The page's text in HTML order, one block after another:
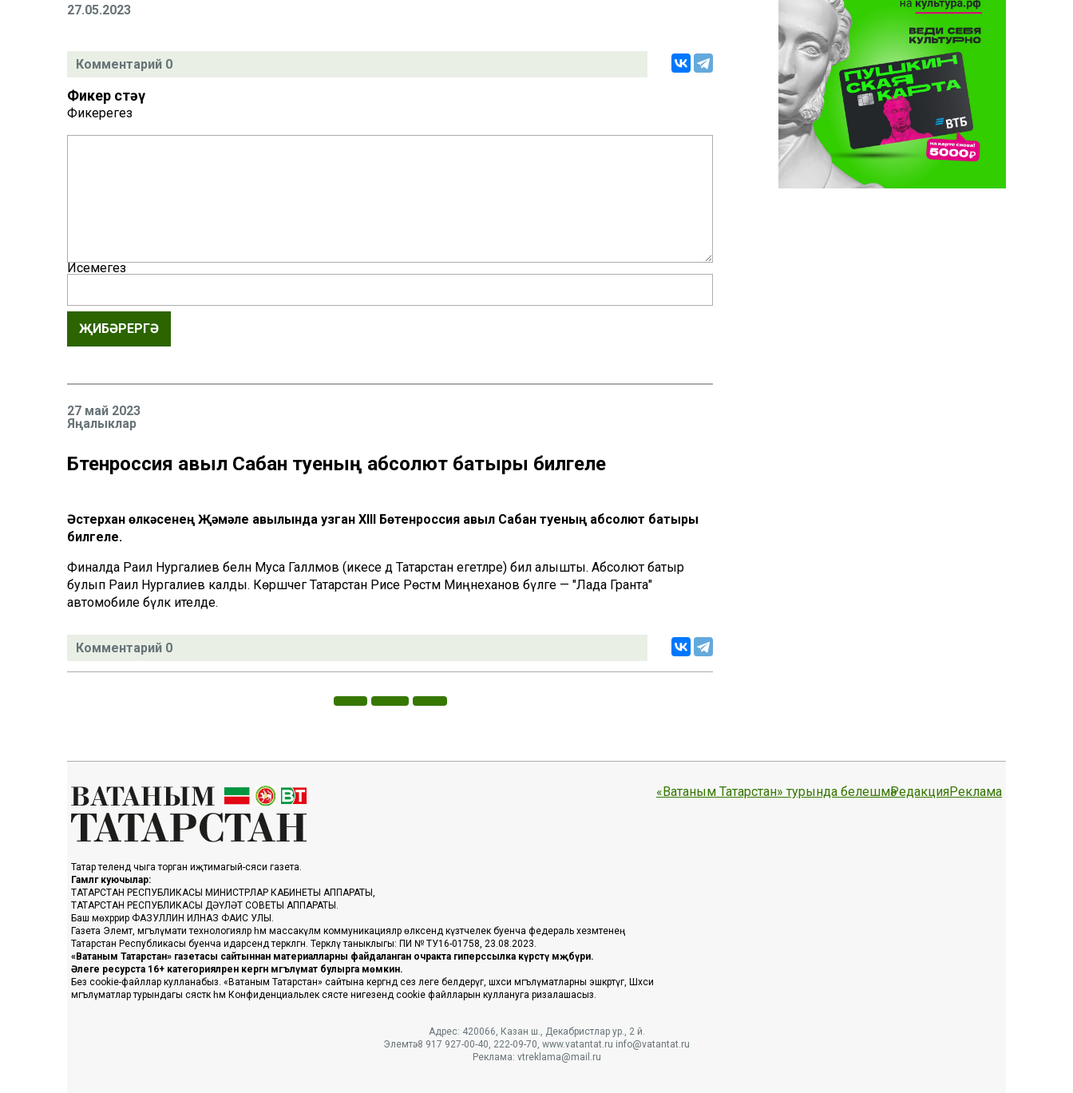
27.05.2023
Комментарий 0
Фикер өстәү
Фикерегез
Исемегез
ҖИБӘРЕРГӘ
27 май 2023
Яңалыклар
Бөтенроссия авыл Сабан туеның абсолют батыры билгеле
Әстерхан өлкәсенең Җәмәле авылында узган XIII Бөтенроссия авыл Сабан туеның абсолют батыры
билгеле.
Финалда Раил Нургалиев белән Муса Галләмов (икесе дә Татарстан егетләре) бил алышты. Абсолют батыр
булып Раил Нургалиев калды. Көрәшчегә Татарстан Рәисе Рөстәм Миңнеханов бүләге — "Лада Гранта"
автомобиле бүләк ителде.
Комментарий 0
Татар телендә чыга торган иҗтимагый-сәяси газета.
Гамәлгә куючылар:
ТАТАРСТАН РЕСПУБЛИКАСЫ МИНИСТРЛАР КАБИНЕТЫ АППАРАТЫ,
ТАТАРСТАН РЕСПУБЛИКАСЫ ДӘҮЛӘТ СОВЕТЫ АППАРАТЫ.
Баш мөхәррир ФАЗУЛЛИН ИЛНАЗ ФАИС УЛЫ.
Газета Элемтә, мәгълүмати технологияләр һәм массакүләм коммуникацияләр өлкәсендә күзәтчелек буенча федераль хезмәтенең
Татарстан Республикасы буенча идарәсендә теркәлгән. Теркәлү таныклыгы: ПИ № ТУ16-01758, 23.08.2023.
«Ватаным Татарстан» газетасы сайтыннан материалларны файдаланган очракта гиперссылка күрсәтү мәҗбүри.
Әлеге ресурста 16+ категорияләренә кергән мәгълүмат булырга мөмкин.
Без cookie-файллар кулланабыз. «Ватаным Татарстан» сайтына кергәндә сез әлеге белдерүгә, шәхси мәгълүматларны эшкәртүгә, Шәхси
мәгълүматлар турындагы сәясәткә һәм Конфиденциальлек сәясәте нигезендә cookie файлларын куллануга ризалашасыз.
«Ватаным Татарстан» турында белешмәРедакцияРеклама
Адрес: 420066, Казан ш., Декабристлар ур., 2 й.
Элемтә: 8 917 927-00-40, 222-09-70, www.vatantat.ru info@vatantat.ru
Реклама: vtreklama@mail.ru